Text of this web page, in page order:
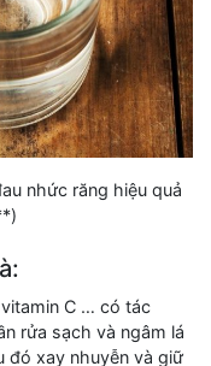
nhức răng hiệu quả
C … có tác
rửa sạch và ngâm lá
đó xay nhuyễn và giữ